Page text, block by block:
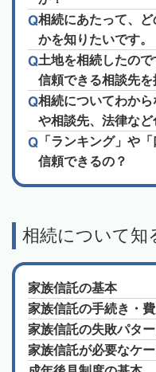
相続にあたって、
かを知りたいです。
土地を相続したの
信頼できる相談先を
相続についてわか
や相談先、法律など
「ランキング」や
信頼できるの？
相続について知
家族信託の基本
家族信託の手続き・費
家族信託の失敗パタ
家族信託が必要なケ